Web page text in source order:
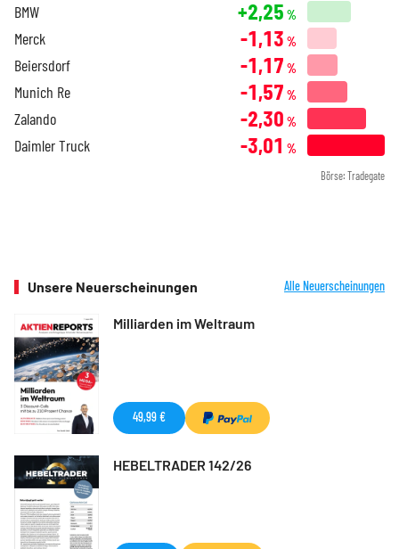
BMW +2,25 %
Merck -1,13 %
Beiersdorf -1,17 %
Munich Re -1,57 %
Zalando -2,30 %
Daimler Truck -3,01 %
Börse: Tradegate
Unsere Neuerscheinungen Alle Neuerscheinungen
Milliarden im Weltraum
49,99 €
HEBELTRADER 142/26